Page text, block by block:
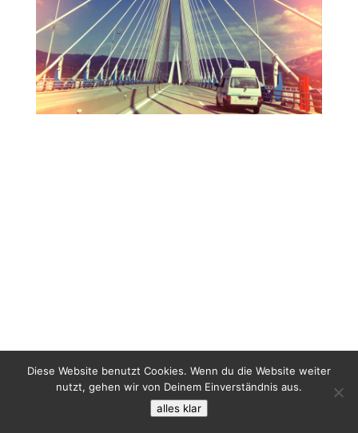
Diese Website benutzt Cookies. Wenn du die Website weiter
nutzt, gehen wir von Deinem Einverständnis aus.
alles klar